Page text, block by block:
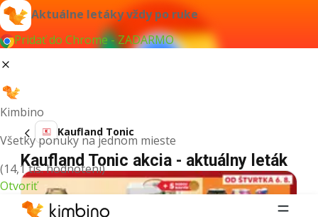
Aktuálne letáky vždy po ruke
Pridať do Chrome - ZADARMO
Kimbino
Všetky ponuky na jednom mieste
(14,1 tis. hodnotení)
Otvoriť
Kaufland Tonic
Kaufland Tonic akcia - aktuálny leták